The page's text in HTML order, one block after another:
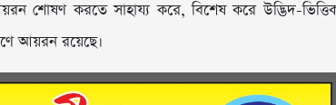
শোষণ করতে সাহায্য করে, বিশেষ করে উদ্ভিদ-
আয়রন রয়েছে।